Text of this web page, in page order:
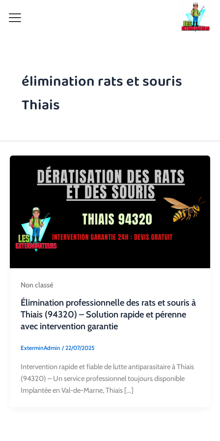
élimination rats et souris
Thiais
Non classé
Élimination professionnelle des rats et souris à
Thiais (94320) – Solution rapide et pérenne
avec intervention garantie
ExterminAdmin /22/07/2025
Intervention rapide et fiable de lutte antiparasitaire à Thiais
(94320) – Un service professionnel toujours disponible
Implantée en Val-de-Marne, Thiais […]